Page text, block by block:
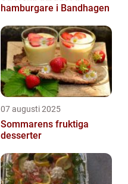
hamburgare i Bandhagen
07 augusti 2025
Sommarens fruktiga
desserter